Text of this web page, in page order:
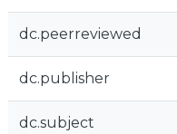
dc.peerreviewed
dc.publisher
dc.subject